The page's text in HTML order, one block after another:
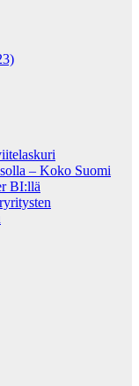
– Koko Suomi
BI:llä